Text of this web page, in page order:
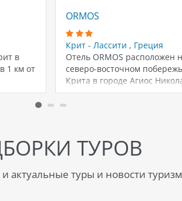
в
1 км от
ORMOS
Крит - Лассити , Греция
Отель ORMOS расположен
северо-восточном
Крита в городе Агиос
3 км от…
ТУРОВ
актуальные туры и новости